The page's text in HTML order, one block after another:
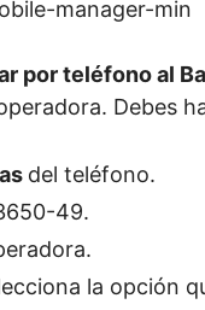
por teléfono al
Debes
del teléfono.
49.
la opción